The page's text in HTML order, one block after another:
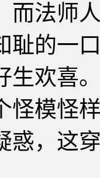
而法师
耻的一
生欢喜
模怪样
惑，这